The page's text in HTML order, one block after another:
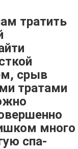
тратить
срыв
тратами
много
спа-